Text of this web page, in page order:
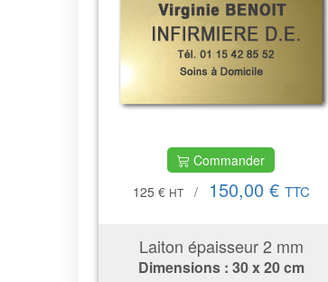
Commander
125 € HT / 150,00 € TTC
Laiton épaisseur 2 mm
Dimensions : 30 x 20 cm